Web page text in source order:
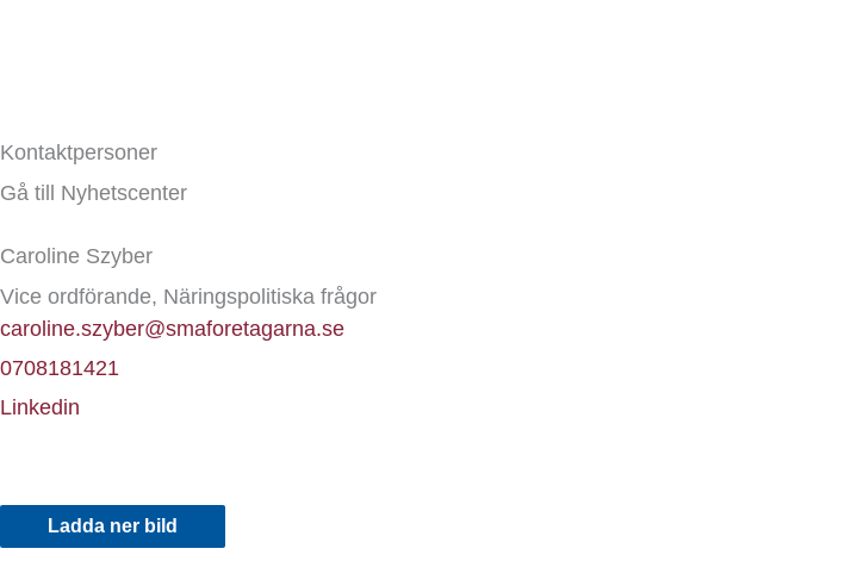
Kontaktpersoner
Gå till Nyhetscenter
Caroline Szyber
Vice ordförande, Näringspolitiska frågor
caroline.szyber@smaforetagarna.se
0708181421
Linkedin
Ladda ner bild